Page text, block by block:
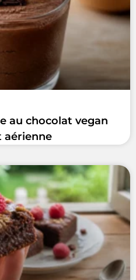
au chocolat vegan
aérienne